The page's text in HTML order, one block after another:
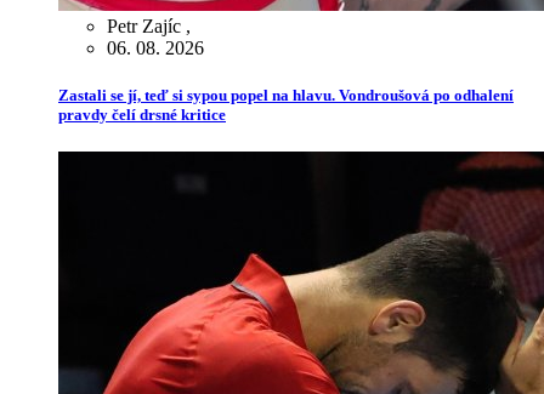
Petr Zajíc ,
06. 08. 2026
Zastali se jí, teď si sypou popel na hlavu. Vondroušová po odhalení
pravdy čelí drsné kritice